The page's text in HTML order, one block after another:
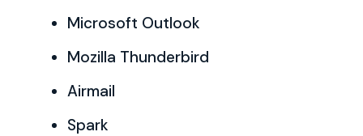
Microsoft Outlook
Mozilla Thunderbird
Airmail
Spark